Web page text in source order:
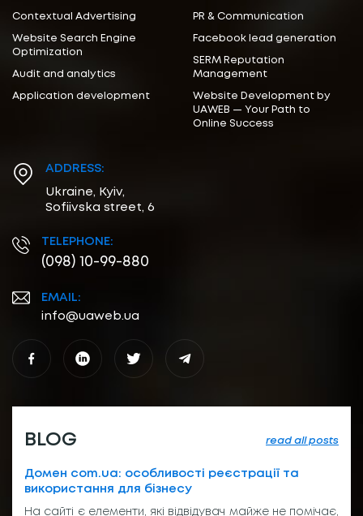
Contextual Advertising
Website Search Engine
Optimization
Audit and analytics
Application development
PR & Communication
Facebook lead generation
SERM Reputation
Management
Website Development by
UAWEB — Your Path to
Online Success
ADDRESS:
Ukraine, Kyiv,
Sofiivska street, 6
TELEPHONE:
(098) 10-99-880
EMAIL:
info@uaweb.ua
BLOG read all posts
Домен com.ua: особливості реєстрації та
використання для бізнесу
На сайті є елементи, які відвідувач майже не помічає,